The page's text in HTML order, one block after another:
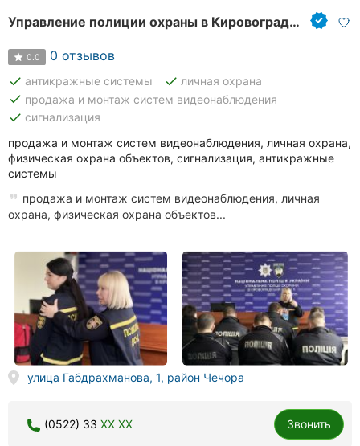
Управление полиции охраны в Кировоградской области
0.0 0 отзывов
done антикражные системы done личная охрана
done продажа и монтаж систем видеонаблюдения
done сигнализация
продажа и монтаж систем видеонаблюдения, личная охрана,
физическая охрана объектов, сигнализация, антикражные
системы
продажа и монтаж систем видеонаблюдения, личная
охрана, физическая охрана объектов...
улица Габдрахманова, 1, район Чечора
(0522) 33 XX XX Звонить